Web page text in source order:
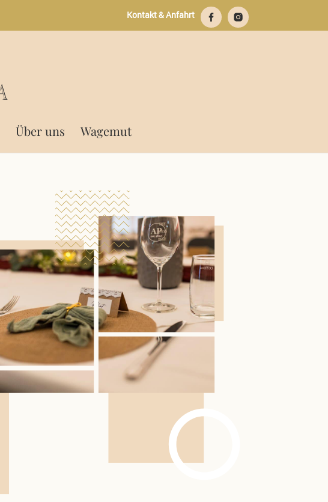
Kontakt & Anfahrt
Über uns Wagemut